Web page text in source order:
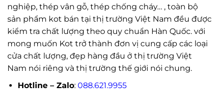
nghiệp, thép vân gỗ, thép chống cháy… , toàn bộ
sản phẩm kot bán tại thị trường Việt Nam đều được
kiểm tra chất lượng theo quy chuẩn Hàn Quốc. với
mong muốn Kot trở thành đơn vị cung cấp các loại
cửa chất lượng, đẹp hàng đầu ở thị trường Việt
Nam nói riêng và thị trường thế giới nói chung.
Hotline – Zalo:088.621.9955